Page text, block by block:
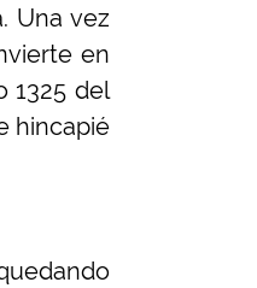
Una vez
en
1325 del
hincapié